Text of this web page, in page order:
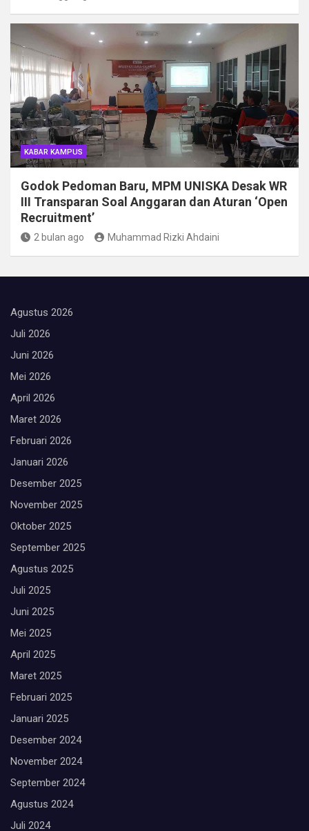
KABAR KAMPUS
Godok Pedoman Baru, MPM UNISKA Desak WR
III Transparan Soal Anggaran dan Aturan ‘Open
Recruitment’
2 bulan ago Muhammad Rizki Ahdaini
Agustus 2026
Juli 2026
Juni 2026
Mei 2026
April 2026
Maret 2026
Februari 2026
Januari 2026
Desember 2025
November 2025
Oktober 2025
September 2025
Agustus 2025
Juli 2025
Juni 2025
Mei 2025
April 2025
Maret 2025
Februari 2025
Januari 2025
Desember 2024
November 2024
September 2024
Agustus 2024
Juli 2024